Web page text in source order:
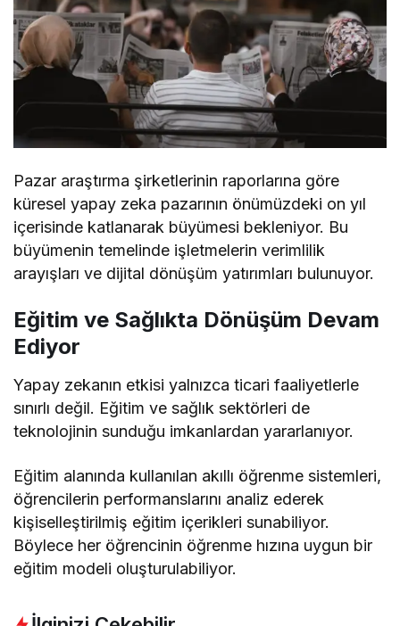
Pazar araştırma şirketlerinin raporlarına göre
küresel yapay zeka pazarının önümüzdeki on yıl
içerisinde katlanarak büyümesi bekleniyor. Bu
büyümenin temelinde işletmelerin verimlilik
arayışları ve dijital dönüşüm yatırımları bulunuyor.
Eğitim ve Sağlıkta Dönüşüm Devam
Ediyor
Yapay zekanın etkisi yalnızca ticari faaliyetlerle
sınırlı değil. Eğitim ve sağlık sektörleri de
teknolojinin sunduğu imkanlardan yararlanıyor.
Eğitim alanında kullanılan akıllı öğrenme sistemleri,
öğrencilerin performanslarını analiz ederek
kişiselleştirilmiş eğitim içerikleri sunabiliyor.
Böylece her öğrencinin öğrenme hızına uygun bir
eğitim modeli oluşturulabiliyor.